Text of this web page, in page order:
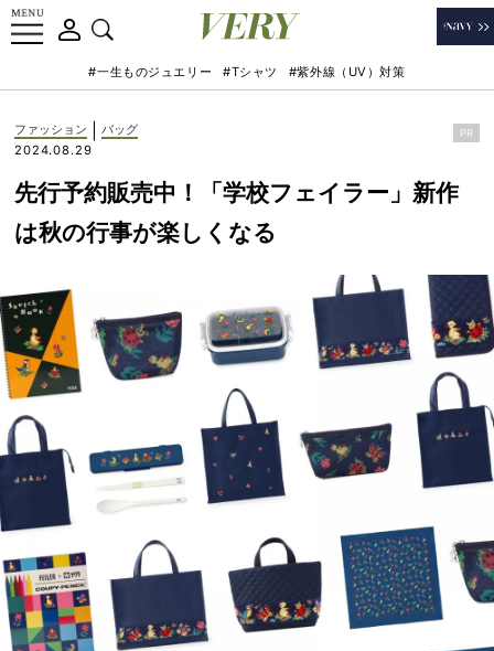
#一生ものジュエリー #Tシャツ #紫外線（UV）対策
ファッション
バッグ
2024.08.29
PR
先行予約販売中！「学校フェイラー」新作
は秋の行事が楽しくなる